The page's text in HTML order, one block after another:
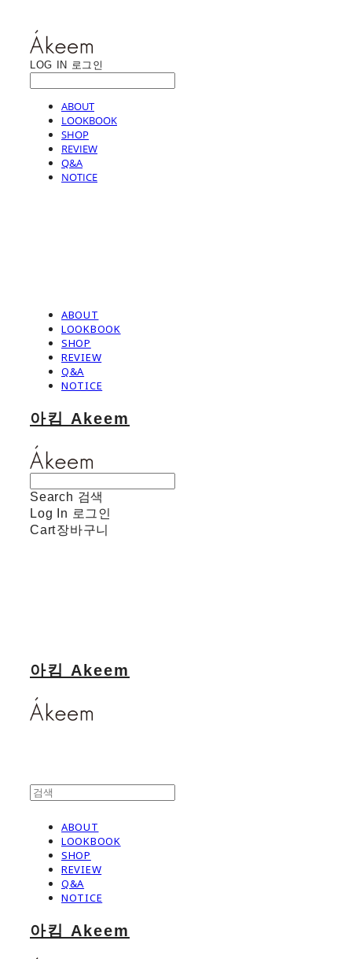
LOG IN 로그인
ABOUT
LOOKBOOK
SHOP
REVIEW
Q&A
NOTICE
ABOUT
LOOKBOOK
SHOP
REVIEW
Q&A
NOTICE
아킴 Akeem
Search 검색
Log In 로그인
Cart장바구니
아킴 Akeem
ABOUT
LOOKBOOK
SHOP
REVIEW
Q&A
NOTICE
아킴 Akeem